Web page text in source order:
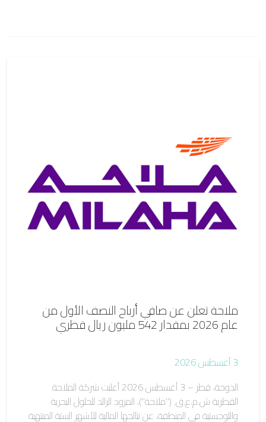
ملاحة تعلن عن صافي أرباح النصف الأول من
عام 2026 بمقدار 542 مليون ريال قطري
3 أغسطس 2026
الدوحة، قطر – 3 أغسطس 2026 أعلنت شركة الملاحة
القطرية ش.م.ع.ق. ("ملاحة")، المزود الرائد للحلول البحرية
واللوجستية في المنطقة، عن نتائجها المالية للأشهر الستة المنتهية